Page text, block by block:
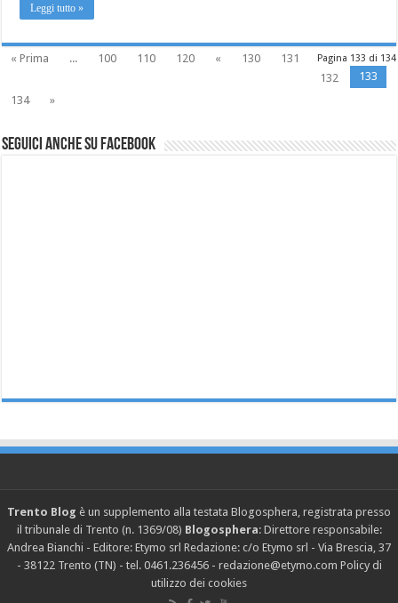
Leggi tutto »
Pagina 133 di 134
« Prima ... 100 110 120 « 130
131
132
133
134
»
Seguici anche su Facebook
Trento Blog è un supplemento alla testata Blogosphera, registrata presso
il tribunale di Trento (n. 1369/08) Blogosphera: Direttore responsabile:
Andrea Bianchi - Editore: Etymo srl Redazione: c/o Etymo srl - Via Brescia, 37
- 38122 Trento (TN) - tel. 0461.236456 - redazione@etymo.com Policy di
utilizzo dei cookies